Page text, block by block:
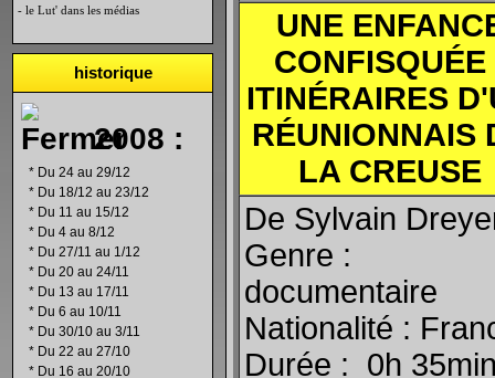
- le Lut' dans les médias
historique
2008 :
* Du 24 au 29/12
* Du 18/12 au 23/12
* Du 11 au 15/12
* Du 4 au 8/12
* Du 27/11 au 1/12
* Du 20 au 24/11
* Du 13 au 17/11
* Du 6 au 10/11
* Du 30/10 au 3/11
* Du 22 au 27/10
* Du 16 au 20/10
UNE
CONFISQUÉE
ITINÉRAIRES
RÉUNIONNAIS
LA CREUSE
De Sylvain
Genre :
documentaire
Nationalité :
Durée : 0h